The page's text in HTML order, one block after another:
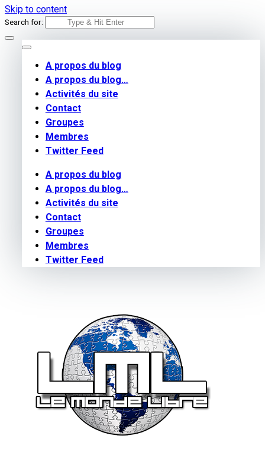
Skip to content
Search for:
A propos du blog
A propos du blog…
Activités du site
Contact
Groupes
Membres
Twitter Feed
A propos du blog
A propos du blog…
Activités du site
Contact
Groupes
Membres
Twitter Feed